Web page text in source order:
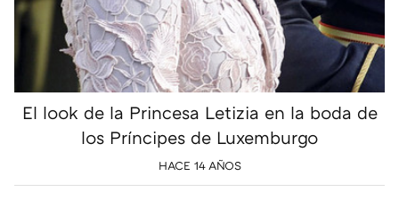
El look de la Princesa Letizia en la boda de
los Príncipes de Luxemburgo
HACE 14 AÑOS